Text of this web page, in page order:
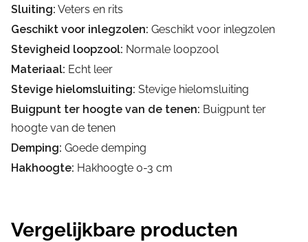
Sluiting: Veters en rits
Geschikt voor inlegzolen: Geschikt voor inlegzolen
Stevigheid loopzool: Normale loopzool
Materiaal: Echt leer
Stevige hielomsluiting: Stevige hielomsluiting
Buigpunt ter hoogte van de tenen: Buigpunt ter
hoogte van de tenen
Demping: Goede demping
Hakhoogte: Hakhoogte 0-3 cm
Vergelijkbare producten